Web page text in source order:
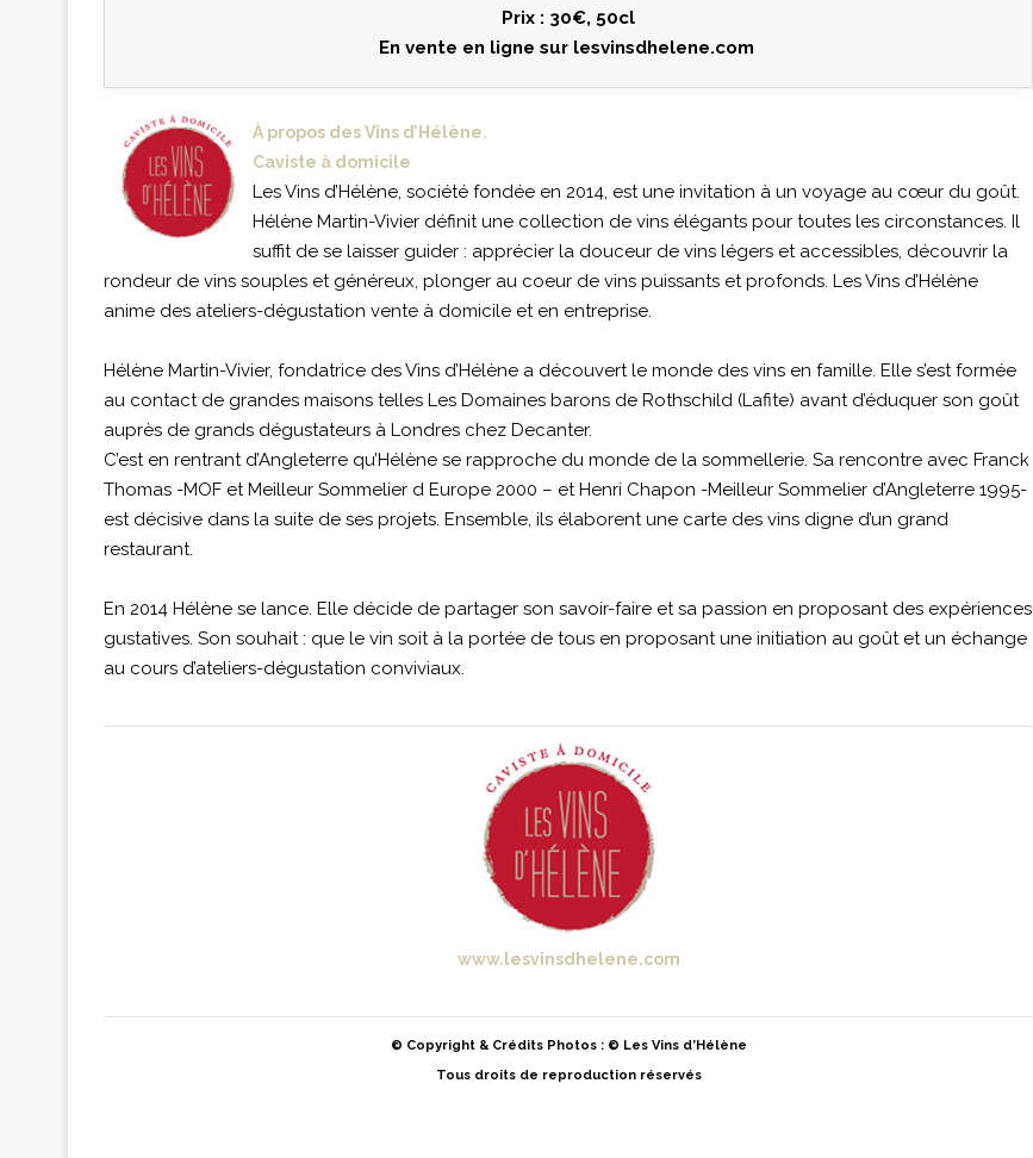
Prix : 30€, 50cl
En vente en ligne sur lesvinsdhelene.com
À propos des Vins d’Hélène.
Caviste à domicile
Les Vins d’Hélène, société fondée en 2014, est une invitation à un voyage au cœur du goût.
Hélène Martin-Vivier définit une collection de vins élégants pour toutes les circonstances. Il
suffit de se laisser guider : apprécier la douceur de vins légers et accessibles, découvrir la
rondeur de vins souples et généreux, plonger au coeur de vins puissants et profonds. Les Vins d’Hélène
anime des ateliers-dégustation vente à domicile et en entreprise.
Hélène Martin-Vivier, fondatrice des Vins d’Hélène a découvert le monde des vins en famille. Elle s’est formée
au contact de grandes maisons telles Les Domaines barons de Rothschild (Lafite) avant d’éduquer son goût
auprès de grands dégustateurs à Londres chez Decanter.
C’est en rentrant d’Angleterre qu’Hélène se rapproche du monde de la sommellerie. Sa rencontre avec Franck
Thomas -MOF et Meilleur Sommelier d Europe 2000 – et Henri Chapon -Meilleur Sommelier d’Angleterre 1995-
est décisive dans la suite de ses projets. Ensemble, ils élaborent une carte des vins digne d’un grand
restaurant.
En 2014 Hélène se lance. Elle décide de partager son savoir-faire et sa passion en proposant des expériences
gustatives. Son souhait : que le vin soit à la portée de tous en proposant une initiation au goût et un échange
au cours d’ateliers-dégustation conviviaux.
www.lesvinsdhelene.com
© Copyright & Crédits Photos : © Les Vins d’Hélène
Tous droits de reproduction réservés